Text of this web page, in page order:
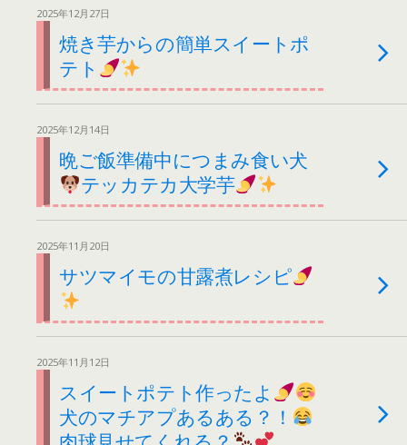
2025年12月27日
焼き芋からの簡単スイートポ
テト
2025年12月14日
晩ご飯準備中につまみ食い犬
テッカテカ大学芋
2025年11月20日
サツマイモの甘露煮レシピ
2025年11月12日
スイートポテト作ったよ
犬のマチアプあるある？！